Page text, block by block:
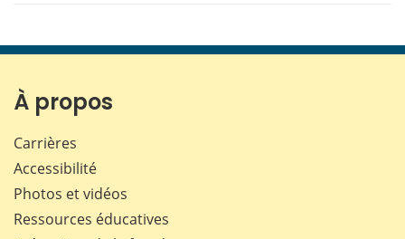
À propos
Carrières
Accessibilité
Photos et vidéos
Ressources éducatives